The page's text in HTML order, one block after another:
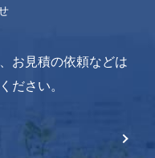
お見積の依頼などは
ださい。